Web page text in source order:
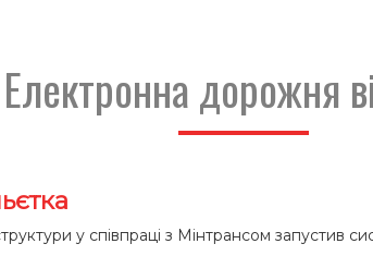
Електронна дорожня
у співпраці з Мінтрансом запустив